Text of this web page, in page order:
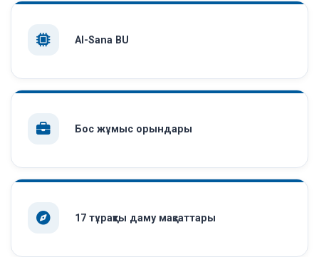
AI-Sana BU
Бос жұмыс орындары
17 тұрақты даму мақсаттары